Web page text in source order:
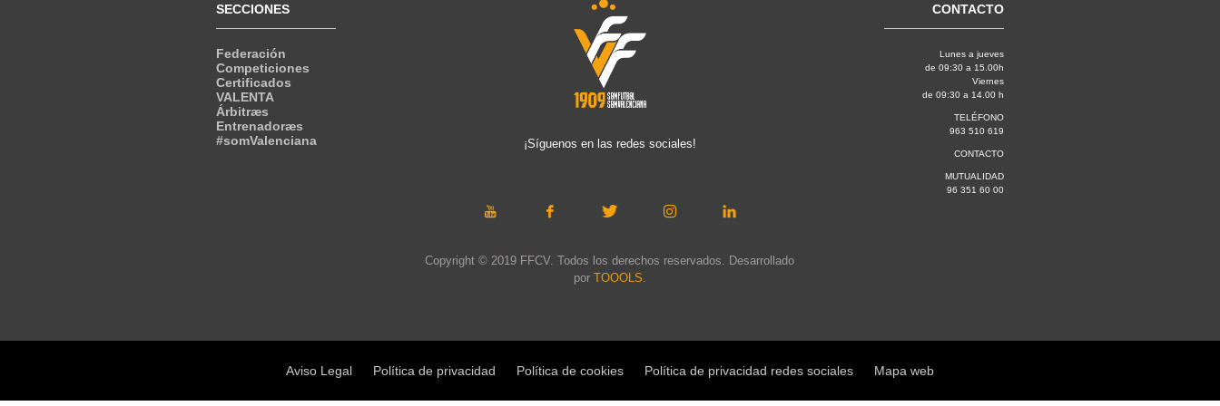
SECCIONES
Federación
Competiciones
Certificados
VALENTA
Árbitræs
Entrenadoræs
#somValenciana
¡Síguenos en las redes sociales!
Copyright © 2019 FFCV. Todos los derechos reservados. Desarrollado
por TOOOLS.
CONTACTO
Lunes a jueves
de 09:30 a 15.00h
Viernes
de 09:30 a 14.00 h
TELÉFONO
963 510 619
CONTACTO
MUTUALIDAD
96 351 60 00
Aviso Legal Política de privacidad Política de cookies Política de privacidad redes sociales Mapa web